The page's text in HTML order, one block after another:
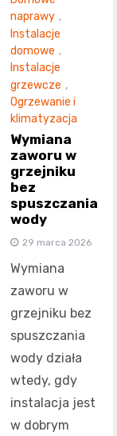
naprawy ,
Instalacje
domowe ,
Instalacje
grzewcze ,
Ogrzewanie i
klimatyzacja
Wymiana
zaworu w
grzejniku
bez
spuszczania
wody
29 marca 2026
Wymiana
zaworu w
grzejniku bez
spuszczania
wody działa
wtedy, gdy
instalacja jest
w dobrym